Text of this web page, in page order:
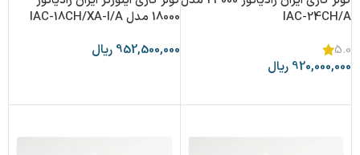
IAC-24CH/A
5.0
920,000,000 ریال
18000 مدل IAC-18CH/XA-I/A
952,500,000 ریال